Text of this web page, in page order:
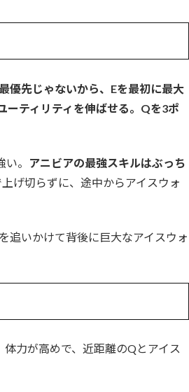
優先じゃないから、Eを最初に最大
ーティリティを伸ばせる。Qを3ポ
。
アニビアの最強スキルはぶっち
げ切らずに、途中からアイスウォ
追いかけて背後に巨大なアイスウォ
力が高めで、近距離のQとアイス